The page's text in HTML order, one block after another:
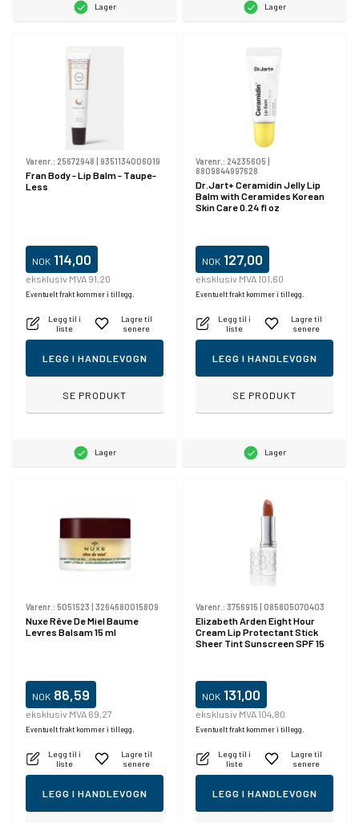
Lager Lager
Varenr.: 25672948 | 9351134006019
Fran Body - Lip Balm - Taupe-
Less
NOK 114,00
eksklusiv MVA 91,20
Eventuelt frakt kommer i tillegg.
Legg til i
liste
Lagre til
senere
LEGG I HANDLEVOGN
SE PRODUKT
Lager
Varenr.: 24235605|
8809844997628
Dr.Jart+ Ceramidin Jelly Lip
Balm with Ceramides Korean
Skin Care 0.24 fl oz
NOK 127,00
eksklusiv MVA 101,60
Eventuelt frakt kommer i tillegg.
Legg til i
liste
Lagre til
senere
LEGG I HANDLEVOGN
SE PRODUKT
Lager
Varenr.: 5051523 | 3264680015809
Nuxe Rêve De Miel Baume
Levres Balsam 15 ml
NOK 86,59
eksklusiv MVA 69,27
Eventuelt frakt kommer i tillegg.
Legg til i
liste
Lagre til
senere
LEGG I HANDLEVOGN
Varenr.: 3756915| 085805070403
Elizabeth Arden Eight Hour
Cream Lip Protectant Stick
Sheer Tint Sunscreen SPF 15
NOK 131,00
eksklusiv MVA 104,80
Eventuelt frakt kommer i tillegg.
Legg til i
liste
Lagre til
senere
LEGG I HANDLEVOGN